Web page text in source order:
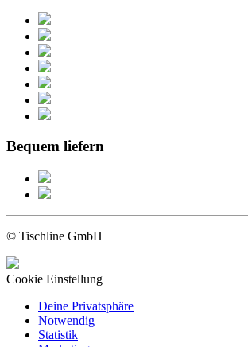
Bequem liefern
© Tischline GmbH
Cookie Einstellung
Deine Privatsphäre
Notwendig
Statistik